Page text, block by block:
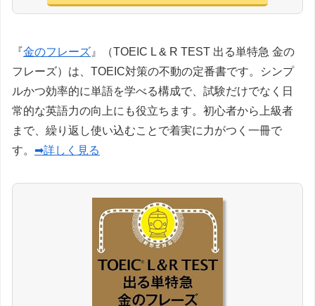
『金のフレーズ 』（TOEIC L & R TEST 出る単特急 金の
フレーズ）は、TOEIC対策の不動の定番書です。シンプ
ルかつ効率的に単語を学べる構成で、試験だけでなく日
常的な英語力の向上にも役立ちます。初心者から上級者
まで、繰り返し使い込むことで着実に力がつく一冊で
す。 ➡詳しく見る